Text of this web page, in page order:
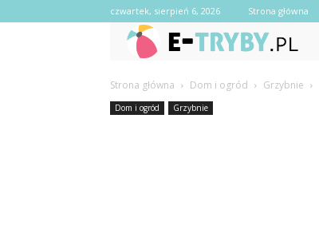
czwartek, sierpień 6, 2026 Strona główna
Strona główna Dom i ogród Grzybnie
Dom i ogród Grzybnie